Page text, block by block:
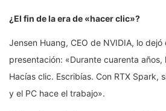
¿El fin de la era de «hacer clic»?
Jensen Huang, CEO de NVIDIA, lo
presentación: «Durante cuarenta años,
Hacías clic. Escribías. Con RTX Spark,
y el PC hace el trabajo».